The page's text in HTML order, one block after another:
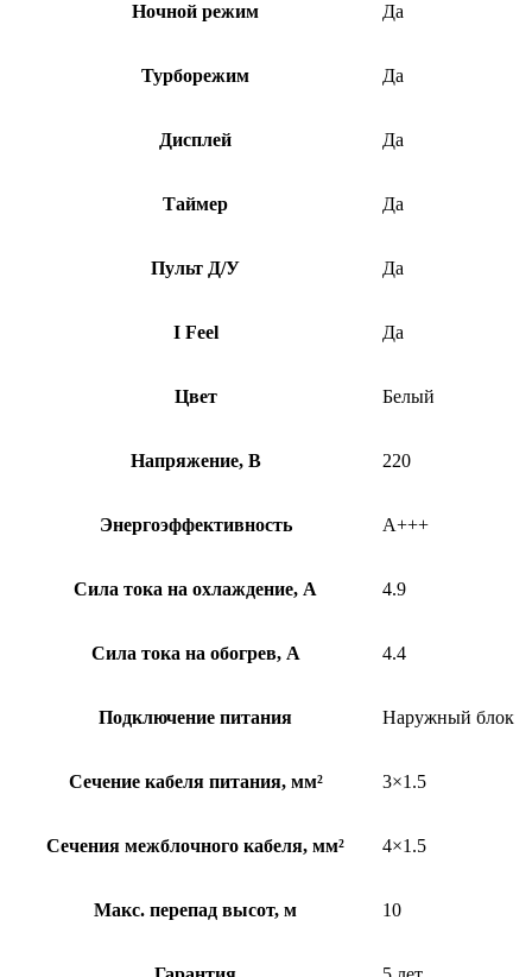
Ночной режим Да
Турборежим Да
Дисплей Да
Таймер Да
Пульт Д/У Да
I Feel Да
Цвет Белый
Напряжение, В 220
Энергоэффективность A+++
Сила тока на охлаждение, А 4.9
Сила тока на обогрев, А 4.4
Подключение питания Наружный блок
Сечение кабеля питания, мм² 3×1.5
Сечения межблочного кабеля, мм² 4×1.5
Макс. перепад высот, м 10